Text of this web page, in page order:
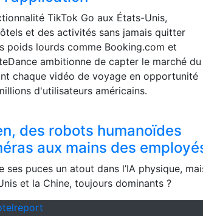
TikTok Go aux États-Unis,
et des activités sans jamais quitter
poids lourds comme Booking.com et
ambitionne de capter le marché du
chaque vidéo de voyage en opportunité
d'utilisateurs américains.
des robots humanoïdes
aux mains des
puces un atout dans l’IA physique,
et la Chine, toujours dominants ?
report